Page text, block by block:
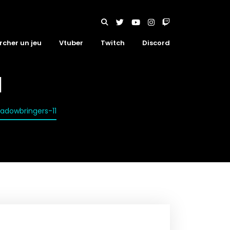
un jeu Vtuber Twitch Discord
11